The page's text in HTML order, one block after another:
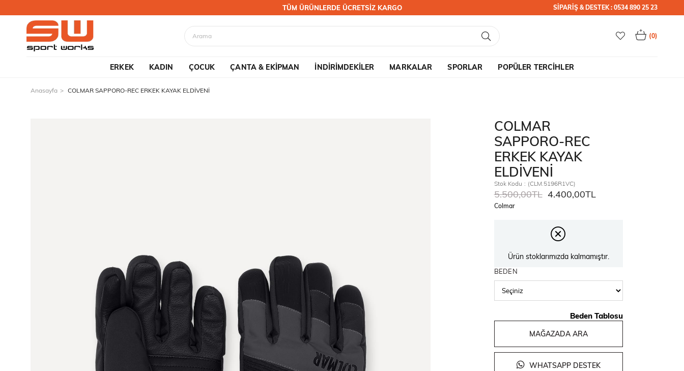
TÜM ÜRÜNLERDE ÜCRETSİZ KARGO SİPARİŞ & DESTEK : 0534 890 25 23
0
ERKEK KADIN ÇOCUK ÇANTA & EKİPMAN İNDİRİMDEKİLER MARKALAR SPORLAR POPÜLER TERCİHLER
Anasayfa COLMAR SAPPORO-REC ERKEK KAYAK ELDİVENİ
COLMAR
SAPPORO-REC
ERKEK KAYAK
ELDİVENİ
Stok Kodu (CLM.5196R1VC)
5.500,00TL 4.400,00TL
Colmar
Ürün stoklarımızda kalmamıştır.
BEDEN
Beden Tablosu
MAĞAZADA ARA
WHATSAPP DESTEK